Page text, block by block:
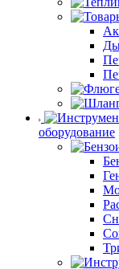
оборудование